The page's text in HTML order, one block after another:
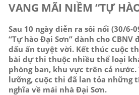
VANG MÃI NIỀM “TỰ
Sau 10 ngày diễn ra sôi nổi (30/6-
“Tự hào Đại Sơn” dành cho
dấu ấn tuyệt vời. Kết thúc cuộc
bài dự thi thuộc nhiều thể loại
phòng ban, khu vực trên cả
lưỡng, cuộc thi đã lan tỏa những
nghĩa về mái nhà Đại Sơn.